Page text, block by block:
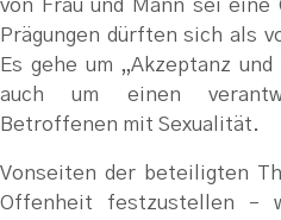
von Frau und Mann sei eine
Prägungen dürften sich als
Es gehe um „Akzeptanz
auch um einen
Betroffenen mit Sexualität.
Vonseiten der beteiligten
Offenheit festzustellen –